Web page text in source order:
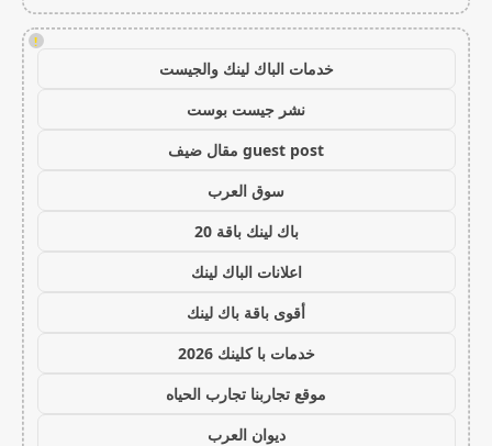
!
خدمات الباك لينك والجيست
نشر جيست بوست
guest post مقال ضيف
سوق العرب
باك لينك باقة 20
اعلانات الباك لينك
أقوى باقة باك لينك
خدمات با كلينك 2026
موقع تجاربنا تجارب الحياه
ديوان العرب